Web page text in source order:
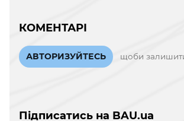
КОМЕНТАРІ
АВТОРИЗУЙТЕСЬ щоби
Підписатись на BAU.ua